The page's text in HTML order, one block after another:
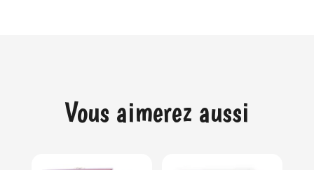
Vous aimerez aussi